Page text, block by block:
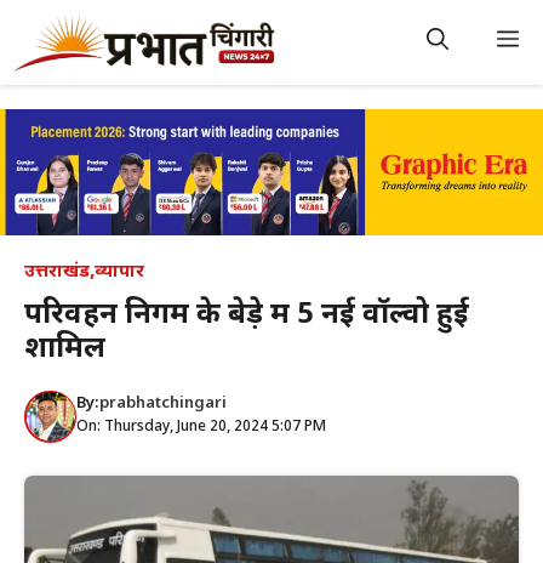
content
उत्तराखंड,व्यापार
परिवहन निगम के बेड़े में 5 नई वॉल्वो हुई
शामिल
By:prabhatchingari
On: Thursday, June 20, 2024 5:07 PM